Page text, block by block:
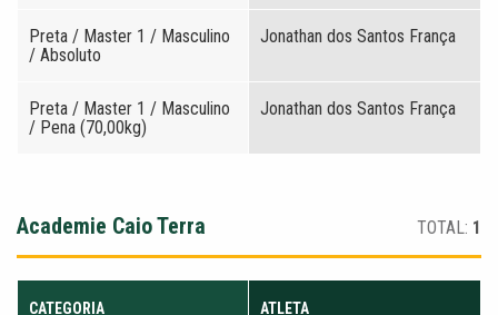
Preta / Master 1 / Masculino
/ Absoluto
Jonathan dos Santos França
Preta / Master 1 / Masculino
/ Pena (70,00kg)
Jonathan dos Santos França
Academie Caio Terra TOTAL: 1
CATEGORIA ATLETA